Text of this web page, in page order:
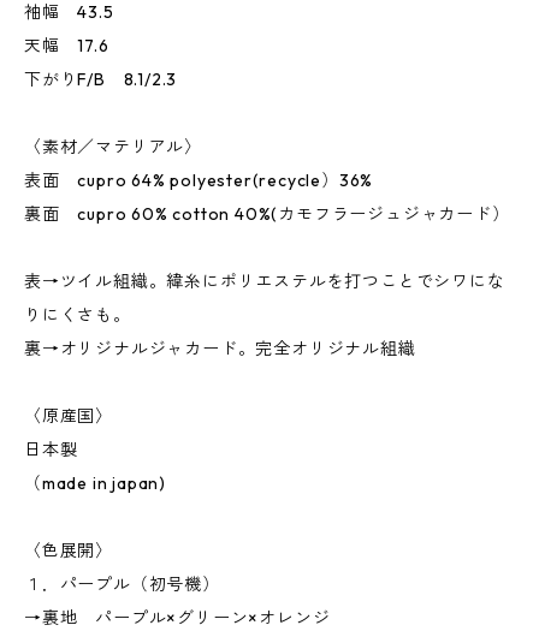
袖幅 43.5
天幅 17.6
下がりF/B 8.1/2.3
〈素材／マテリアル〉
表面 cupro 64% polyester(recycle）36%
裏面 cupro 60% cotton 40%(カモフラージュジャカード）
表→ツイル組織。緯糸にポリエステルを打つことでシワにな
りにくさも。
裏→オリジナルジャカード。完全オリジナル組織
〈原産国〉
日本製
（made in japan)
〈色展開〉
１．パープル（初号機）
→裏地 パープル×グリーン×オレンジ